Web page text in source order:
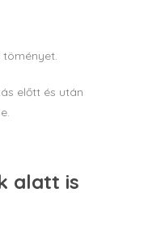
töményet.
előtt és után
alatt is